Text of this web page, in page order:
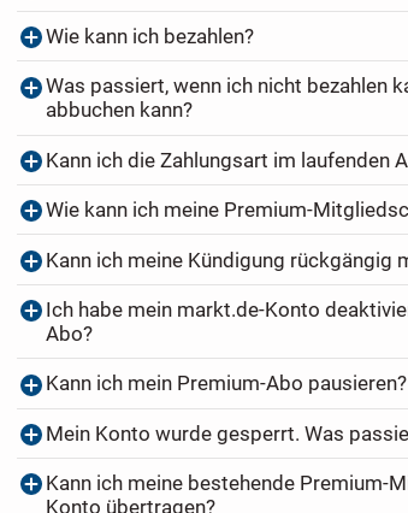
Wie kann ich bezahlen?
Was passiert, wenn ich nicht bezahlen
abbuchen kann?
Kann ich die Zahlungsart im laufenden
Wie kann ich meine Premium-
Kann ich meine Kündigung rückgängig
Ich habe mein markt.de-Konto
Abo?
Kann ich mein Premium-Abo pausieren?
Mein Konto wurde gesperrt. Was
Kann ich meine bestehende Premium-
Konto übertragen?